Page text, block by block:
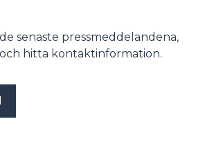
var 17,5 (20,4
Bolagets soliditetsgrad steg till
procent (51,9 %).
och landade på 18,5 miljoner
(37,2 M€).
senaste pressmeddelandena,
hitta kontaktinformation.